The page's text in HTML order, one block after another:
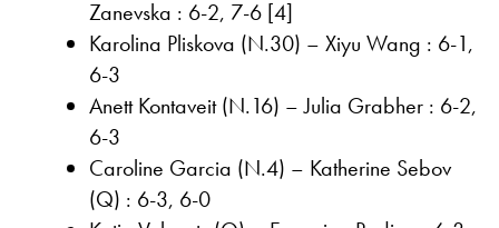
Zanevska : 6-2, 7-6 [4]
Karolina Pliskova (N.30) – Xiyu Wang : 6-1,
6-3
Anett Kontaveit (N.16) – Julia Grabher : 6-2,
6-3
Caroline Garcia (N.4) – Katherine Sebov
(Q) : 6-3, 6-0